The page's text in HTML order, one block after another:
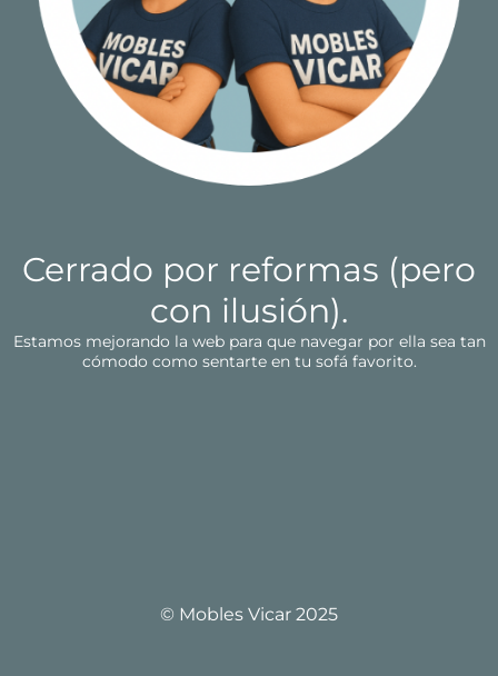
Cerrado por reformas (pero
con ilusión).
Estamos mejorando la web para que navegar por ella sea tan
cómodo como sentarte en tu sofá favorito.
© Mobles Vicar 2025